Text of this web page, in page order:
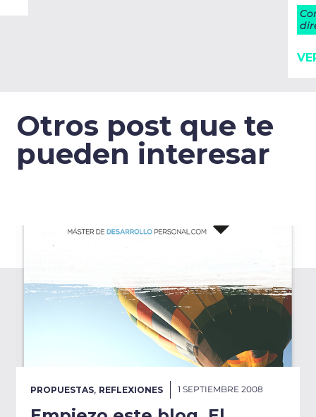
Otros post que te
pueden interesar
PROPUESTAS, REFLEXIONES 1 SEPTIEMBRE 2008